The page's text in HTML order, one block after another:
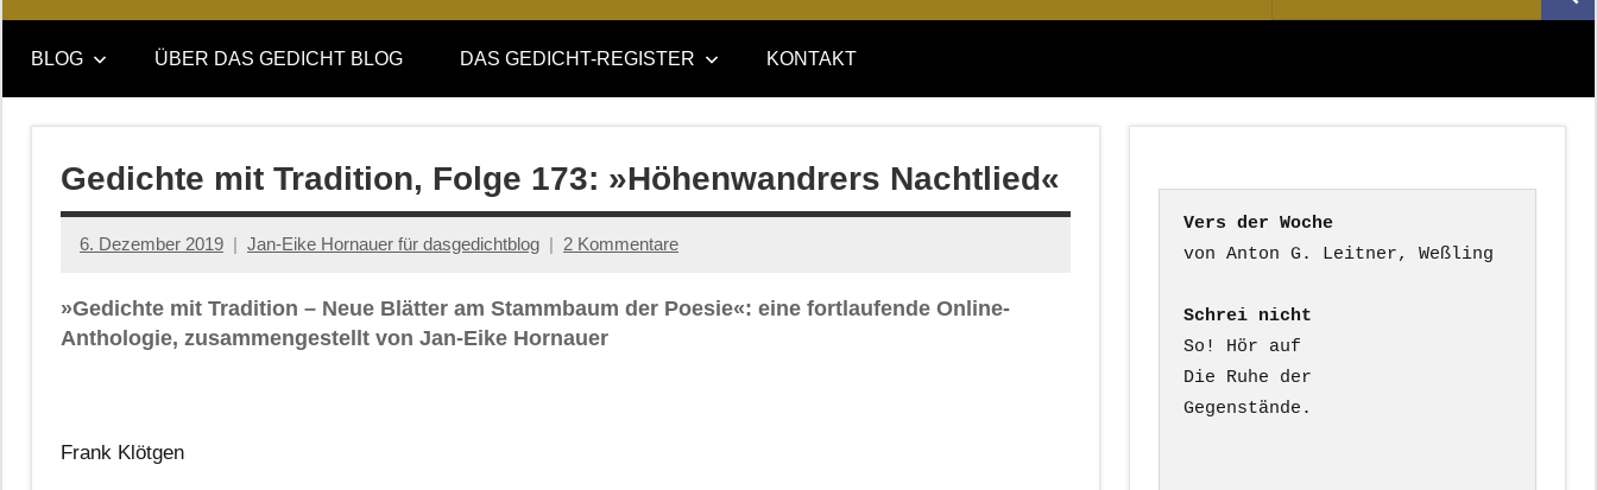
DAS
GEDICHT
blog
DAS
GEDICHT.
Zeitschrift
nach:
BLOG ÜBER DAS GEDICHT BLOG DAS GEDICHT-REGISTER KONTAKT
Gedichte mit Tradition, Folge 173: »Höhenwandrers Nachtlied«
6. Dezember 2019 Jan-Eike Hornauer für dasgedichtblog 2 Kommentare
»Gedichte mit Tradition – Neue Blätter am Stammbaum der Poesie«: eine fortlaufende Online-
Anthologie, zusammengestellt von Jan-Eike Hornauer
Frank Klötgen
Vers der Woche
Schrei nicht
So! Hör auf
Die Ruhe der
Gegenstände.